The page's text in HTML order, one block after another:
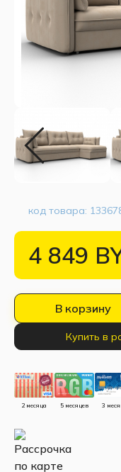
код товара:
4 849
В корзину
Купить в
2 месяца 5 месяцев 3